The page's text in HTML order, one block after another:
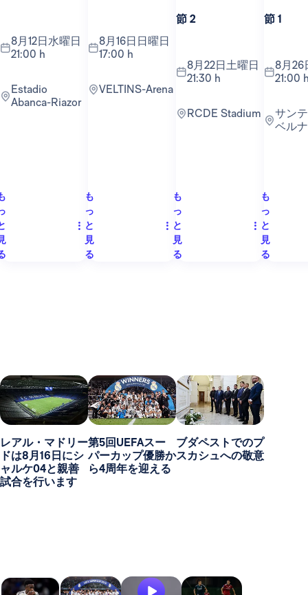
8月12日水曜日
21:00 h
Estadio
Abanca-Riazor
8月16日日曜日
17:00 h
VELTINS-Arena
も
っ
と
見
る
節 2
8月22日土曜日
21:30 h
RCDE Stadium
も
っ
と
見
る
節 1
8月26日水曜日
21:00
サンティアゴ・
ベル
も
っ
と
見
る
レアル・マドリー
ドは8月16日にシ
ャルケ04と親善
試合を行います
第5回UEFAスー
パーカップ優勝か
ら4周年を迎える
ブダペストでのプ
スカシュへの敬意